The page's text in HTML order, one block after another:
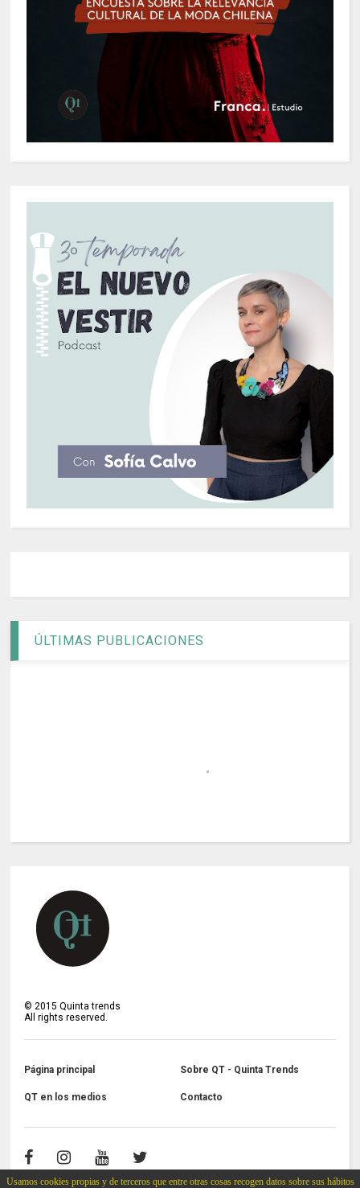
Usamos cookies propias y de terceros que entre otras cosas recogen datos sobre sus hábitos
ÚLTIMAS PUBLICACIONES
©2015 Quinta trends
All rights reserved.
Página principal Sobre QT - Quinta Trends
QT en los medios Contacto